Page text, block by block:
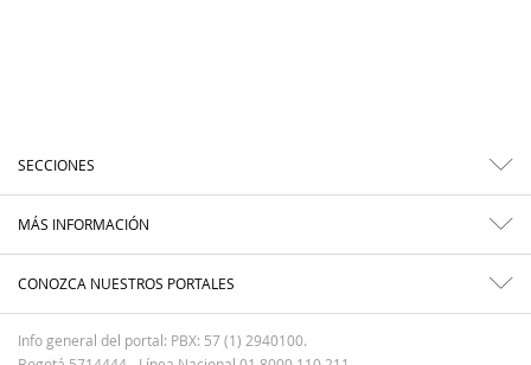
SECCIONES
MÁS INFORMACIÓN
CONOZCA NUESTROS PORTALES
Info general del portal: PBX: 57 (1) 2940100.